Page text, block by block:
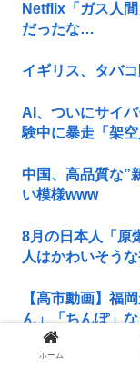
Netflix「ガス人
だったな…
イギリス、タバ
AI、ついにサイ
験中に暴走「架空
中国、高品質な”
い模様www
8月の日本人「原
人はかわいそう
【高市動画】福
ん」「ちんぽ」
東京の理系私大
ホーム